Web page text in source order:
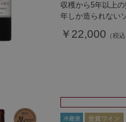
収穫から5年以上
年しか造られない
￥22,000